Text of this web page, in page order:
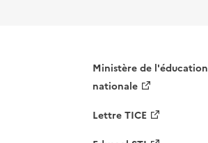
Ministère de l'éducation
nationale
Lettre TICE